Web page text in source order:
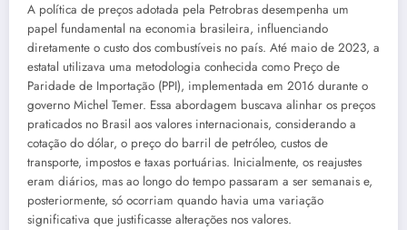
A política de preços adotada pela Petrobras desempenha um
papel fundamental na economia brasileira, influenciando
diretamente o custo dos combustíveis no país. Até maio de 2023, a
estatal utilizava uma metodologia conhecida como Preço de
Paridade de Importação (PPI), implementada em 2016 durante o
governo Michel Temer. Essa abordagem buscava alinhar os preços
praticados no Brasil aos valores internacionais, considerando a
cotação do dólar, o preço do barril de petróleo, custos de
transporte, impostos e taxas portuárias. Inicialmente, os reajustes
eram diários, mas ao longo do tempo passaram a ser semanais e,
posteriormente, só ocorriam quando havia uma variação
significativa que justificasse alterações nos valores.